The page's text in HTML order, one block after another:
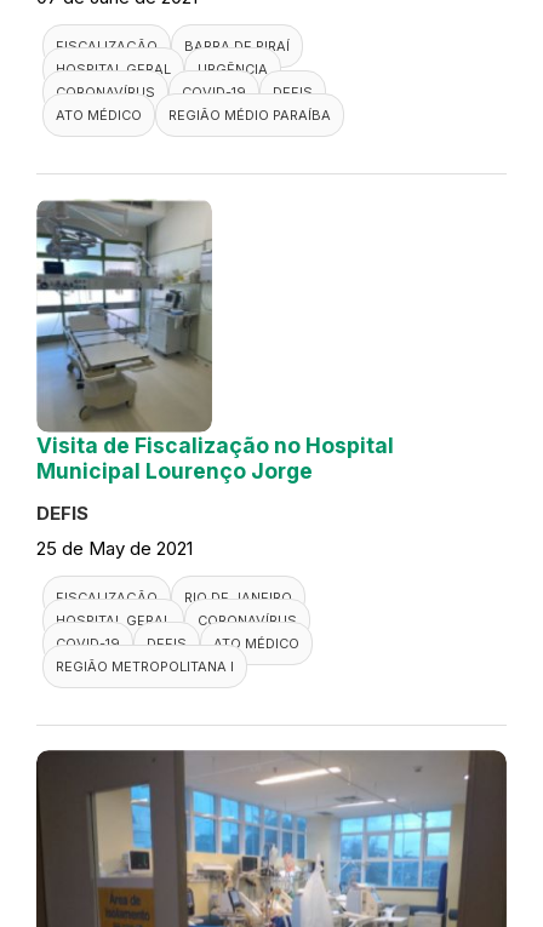
FISCALIZAÇÃO
BARRA DE PIRAÍ
HOSPITAL GERAL
URGÊNCIA
CORONAVÍRUS
COVID-19
DEFIS
ATO MÉDICO
REGIÃO MÉDIO PARAÍBA
Visita de Fiscalização no Hospital
Municipal Lourenço Jorge
DEFIS
25 de May de 2021
FISCALIZAÇÃO
RIO DE JANEIRO
HOSPITAL GERAL
CORONAVÍRUS
COVID-19
DEFIS
ATO MÉDICO
REGIÃO METROPOLITANA I